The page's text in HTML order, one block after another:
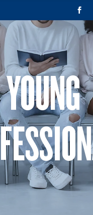

YOUNG